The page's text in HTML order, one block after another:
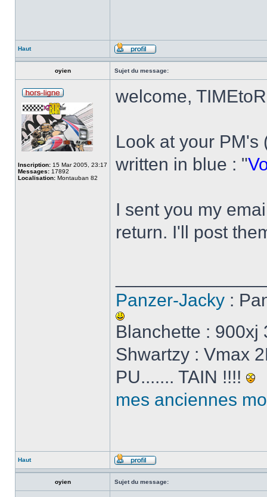
Haut
oyien Sujet du message:
Inscription: 15 Mar 2005, 23:17
Messages: 17892
Localisation: Montauban 82
welcome,
Look at your PM's
written in blue : "
I sent you my
return. I'll post
Panzer-Jacky :
Blanchette :
Shwartzy : Vmax
PU....... TAIN !!!!
mes anciennes
Haut
oyien Sujet du message: